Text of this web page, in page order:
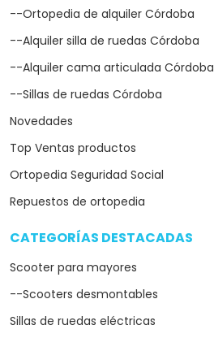
--Ortopedia de alquiler Córdoba
--Alquiler silla de ruedas Córdoba
--Alquiler cama articulada Córdoba
--Sillas de ruedas Córdoba
Novedades
Top Ventas productos
Ortopedia Seguridad Social
Repuestos de ortopedia
CATEGORÍAS DESTACADAS
Scooter para mayores
--Scooters desmontables
Sillas de ruedas eléctricas